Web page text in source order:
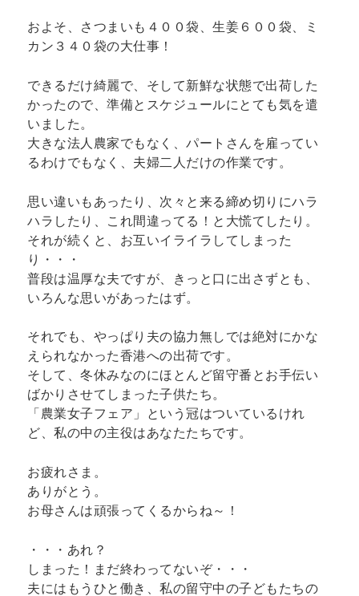
およそ、さつまいも４００袋、生姜６００袋、ミ
カン３４０袋の大仕事！
できるだけ綺麗で、そして新鮮な状態で出荷した
かったので、準備とスケジュールにとても気を遣
いました。
大きな法人農家でもなく、パートさんを雇ってい
るわけでもなく、夫婦二人だけの作業です。
思い違いもあったり、次々と来る締め切りにハラ
ハラしたり、これ間違ってる！と大慌てしたり。
それが続くと、お互いイライラしてしまった
り・・・
普段は温厚な夫ですが、きっと口に出さずとも、
いろんな思いがあったはず。
それでも、やっぱり夫の協力無しでは絶対にかな
えられなかった香港への出荷です。
そして、冬休みなのにほとんど留守番とお手伝い
ばかりさせてしまった子供たち。
「農業女子フェア」という冠はついているけれ
ど、私の中の主役はあなたたちです。
お疲れさま。
ありがとう。
お母さんは頑張ってくるからね～！
・・・あれ？
しまった！まだ終わってないぞ・・・
夫にはもうひと働き、私の留守中の子どもたちの